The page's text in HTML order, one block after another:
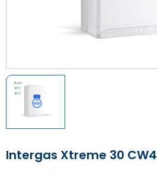
Intergas Xtreme 30 CW4